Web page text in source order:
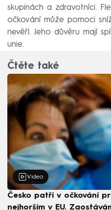
skupinách a zdravotníci.
očkování může pomoci
nevěří. Jeho důvěru mají
unie.
Čtěte také
Video
Česko patří v očkování
nejhorším v EU.